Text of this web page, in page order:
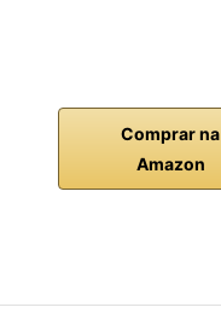
Comprar na
Amazon